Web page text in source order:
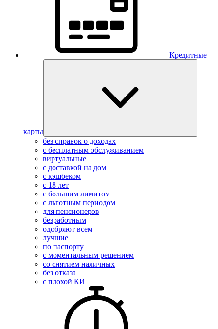
Кредитные
карты
без справок о доходах
с бесплатным обслуживанием
виртуальные
с доставкой на дом
с кэшбеком
с 18 лет
с большим лимитом
с льготным периодом
для пенсионеров
безработным
одобряют всем
лучшие
по паспорту
с моментальным решением
со снятием наличных
без отказа
с плохой КИ